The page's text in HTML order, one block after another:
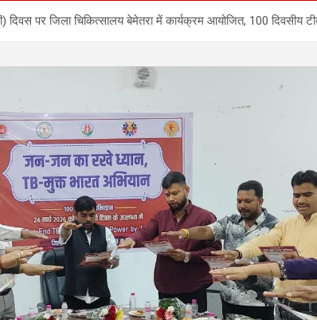
दिवस पर जिला चिकित्सालय बेमेतरा में कार्यक्रम आयोजित, 100 दिवसीय